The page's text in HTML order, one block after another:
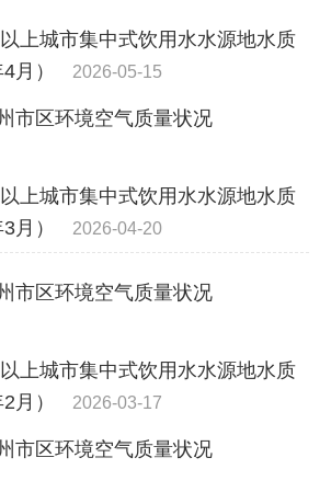
上城市集中式饮用水水源地水质
月）
2026-05-15
市区环境空气质量状况
上城市集中式饮用水水源地水质
月）
2026-04-20
市区环境空气质量状况
上城市集中式饮用水水源地水质
月）
2026-03-17
市区环境空气质量状况